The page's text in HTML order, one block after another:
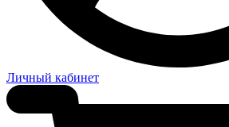
Личный кабинет